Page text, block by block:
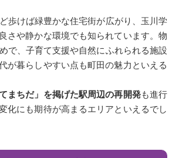
歩けば緑豊かな住宅街が広がり、玉川学
さや静かな環境でも知られています。物
で、子育て支援や自然にふれられる施設
が暮らしやすい点も町田の魅力といえる
てまちだ」を掲げた駅周辺の再開発も進行
化にも期待が高まるエリアといえるでし